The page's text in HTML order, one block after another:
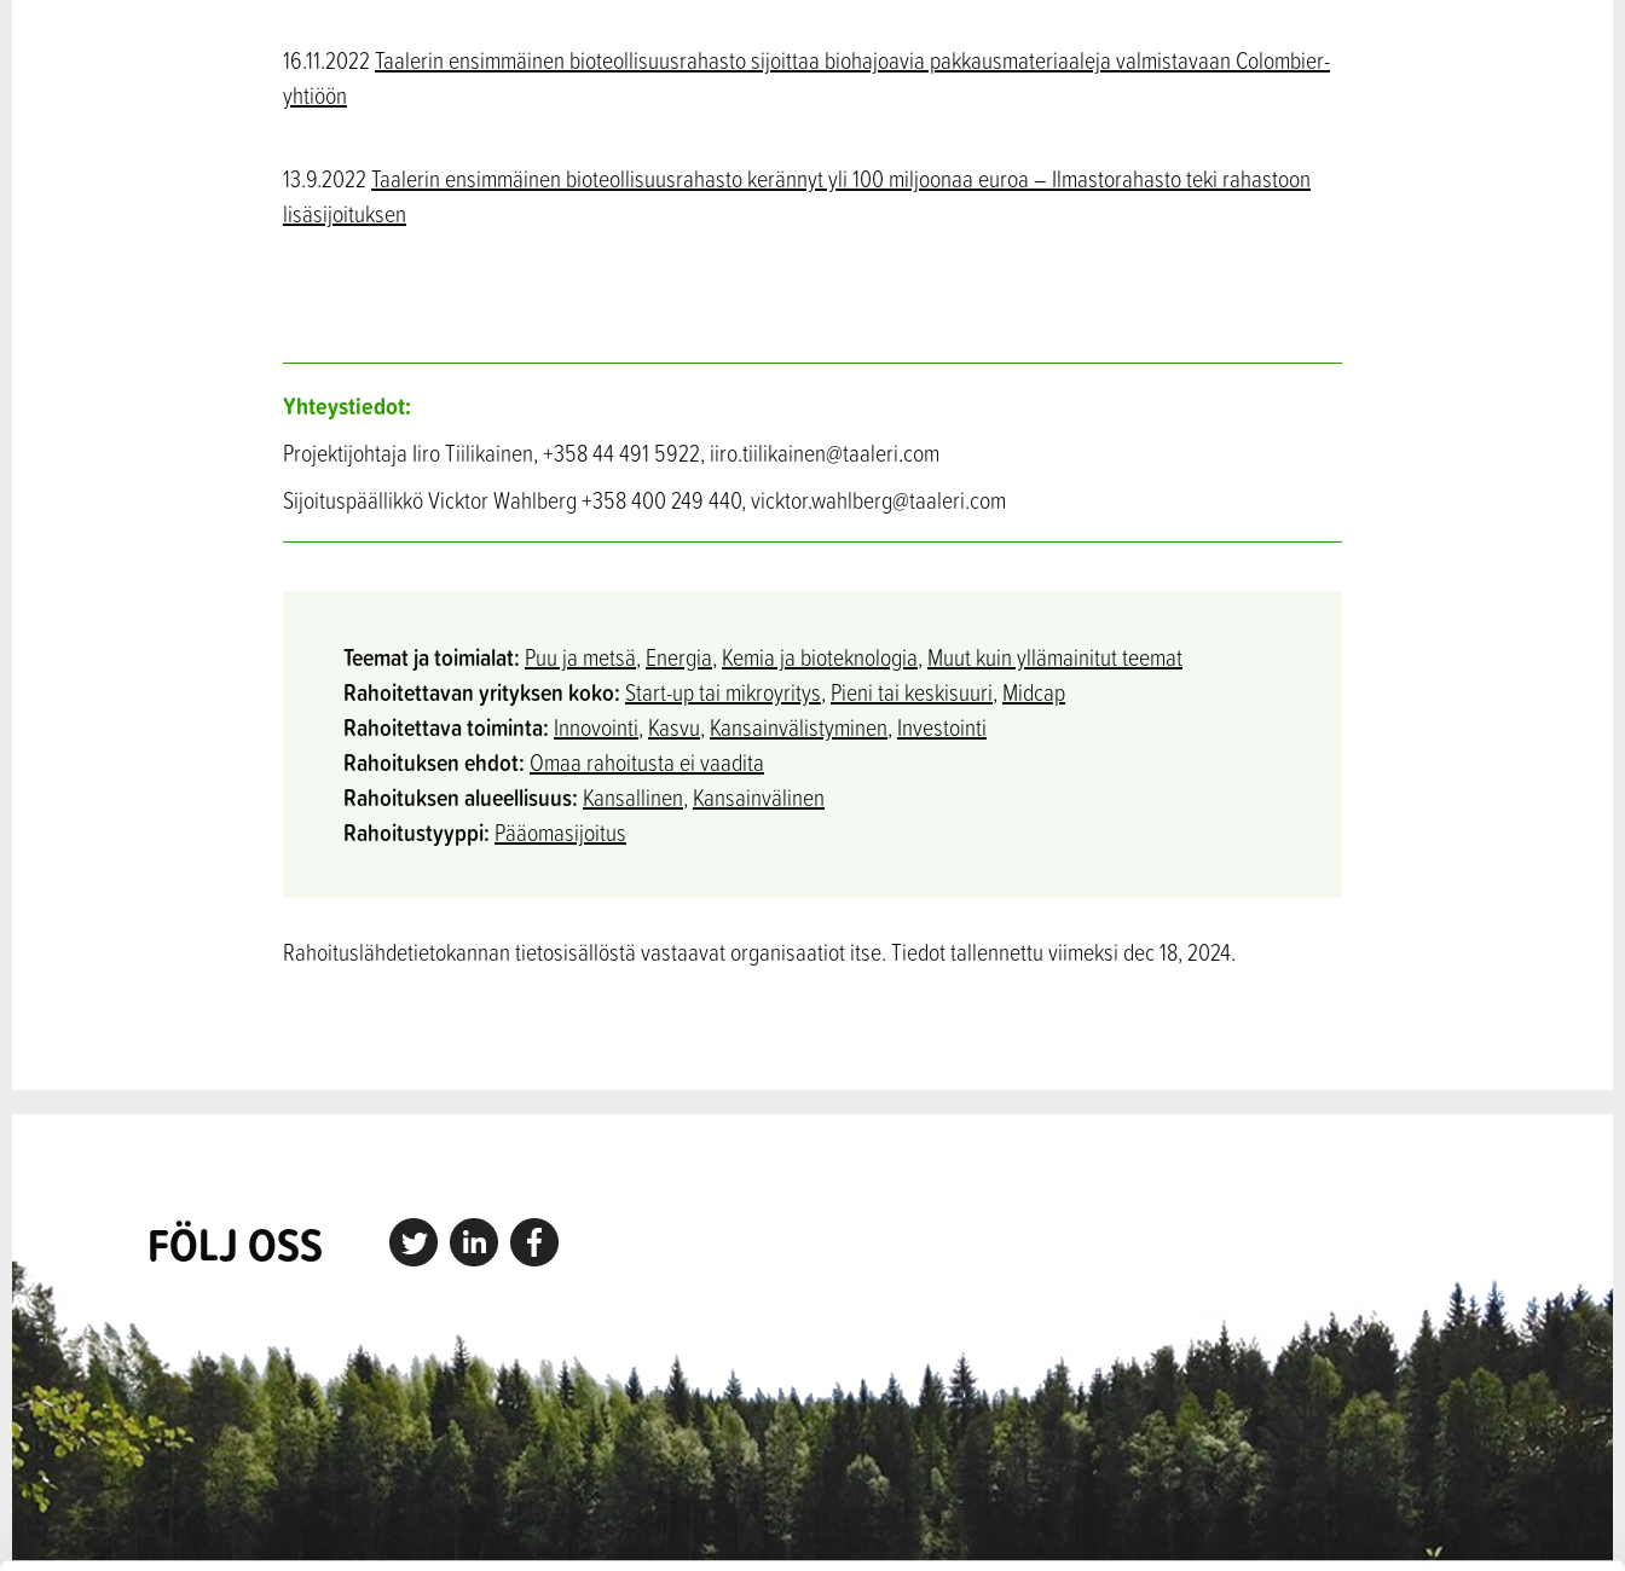
16.11.2022Taalerin ensimmäinen bioteollisuusrahasto sijoittaa biohajoavia pakkausmateriaaleja valmistavaan Colombier-
yhtiöön
13.9.2022Taalerin ensimmäinen bioteollisuusrahasto kerännyt yli 100 miljoonaa euroa – Ilmastorahasto teki rahastoon
lisäsijoituksen
Yhteystiedot:
Projektijohtaja Iiro Tiilikainen, +358 44 491 5922, iiro.tiilikainen@taaleri.com
Sijoituspäällikkö Vicktor Wahlberg +358 400 249 440, vicktor.wahlberg@taaleri.com
Teemat ja toimialat: Puu ja metsä, Energia, Kemia ja bioteknologia, Muut kuin yllämainitut teemat
Rahoitettavan yrityksen koko: Start-up tai mikroyritys, Pieni tai keskisuuri, Midcap
Rahoitettava toiminta: Innovointi, Kasvu, Kansainvälistyminen, Investointi
Rahoituksen ehdot: Omaa rahoitusta ei vaadita
Rahoituksen alueellisuus: Kansallinen, Kansainvälinen
Rahoitustyyppi: Pääomasijoitus
Rahoituslähdetietokannan tietosisällöstä vastaavat organisaatiot itse. Tiedot tallennettu viimeksi dec 18, 2024.
FÖLJ OSS